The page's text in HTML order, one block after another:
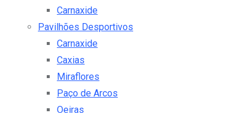
Carnaxide
Pavilhões Desportivos
Carnaxide
Caxias
Miraflores
Paço de Arcos
Oeiras